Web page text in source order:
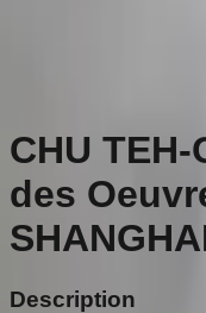
CHU
des
Description